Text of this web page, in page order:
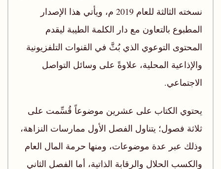
نسخته الثالثة للعام 2019 م، ويأتي هذا الإصدار
المطبوع بالتعاون مع دار الكلمة الطيبة ليقدم
المحتوى التوعوي الذي بُثَّ في القنوات التلفزيونية
والإذاعية المحلية، علاوةً على وسائل التواصل
الاجتماعي.
يحتوي الكتاب على عشرين موضوعاً قُسِّمت على
ثلاثة فصول؛ يتناول الفصل الأول ممارسات النزاهة،
وذلك عبر عدة موضوعات، ومنها حرمة المال العام
والكسب الحلال والرقابة الذاتية، أما الفصل الثاني